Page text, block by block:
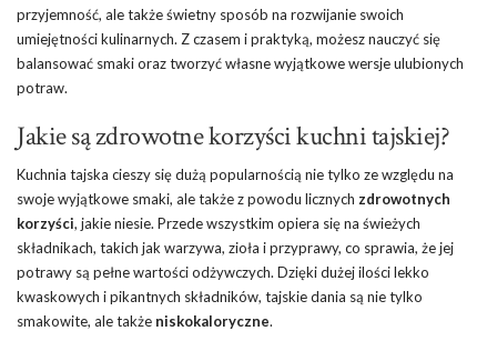
przyjemność, ale także świetny sposób na rozwijanie swoich
umiejętności kulinarnych. Z czasem i praktyką, możesz nauczyć się
balansować smaki oraz tworzyć własne wyjątkowe wersje ulubionych
potraw.
Jakie są zdrowotne korzyści kuchni tajskiej?
Kuchnia tajska cieszy się dużą popularnością nie tylko ze względu na
swoje wyjątkowe smaki, ale także z powodu licznych zdrowotnych
korzyści, jakie niesie. Przede wszystkim opiera się na świeżych
składnikach, takich jak warzywa, zioła i przyprawy, co sprawia, że jej
potrawy są pełne wartości odżywczych. Dzięki dużej ilości lekko
kwaskowych i pikantnych składników, tajskie dania są nie tylko
smakowite, ale także niskokaloryczne.